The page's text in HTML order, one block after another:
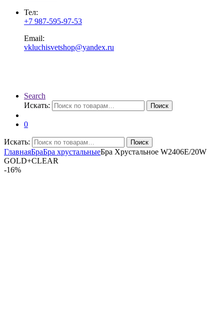
Тел:
+7 987-595-97-53
Email:
vkluchisvetshop@yandex.ru
Search
Искать:
Поиск
0
Искать: Поиск
ГлавнаяБраБра хрустальныеБра Хрустальное W2406E/20W
GOLD+CLEAR
-16%